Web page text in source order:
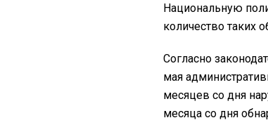
Национальную
количество таких
Согласно
мая
месяцев со дня
месяца со дня